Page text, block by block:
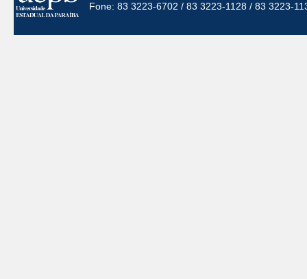
Fone: 83 3223-6702 / 83 3223-1128 / 83 3223-